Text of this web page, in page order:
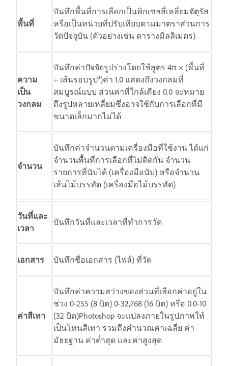
พื้นที่
บันทึกพื้นที่การเลือกเป็นพิกเซลสี่เหลี่ยมจัตุรัส
หรือเป็นหน่วยที่ปรับเทียบตามมาตราส่วนการ
วัดปัจจุบัน (ตัวอย่างเช่น ตารางมิลลิเมตร)
ความ
เป็น
วงกลม
บันทึกค่าปัจจัยรูปร่างโดยใช้สูตร 4π × (พื้นที่
÷ เส้นรอบรูป²)ค่า 1.0 แสดงถึงวงกลมที่
สมบูรณ์แบบ ส่วนค่าที่ใกล้เคียง 0.0 จะหมาย
ถึงรูปหลายเหลี่ยมซึ่งอาจใช้กับการเลือกที่มี
ขนาดเล็กมากไม่ได้
จำนวน
บันทึกค่าจำนวนตามเครื่องมือที่ใช้งาน ได้แก่
จำนวนพื้นที่การเลือกที่ไม่ติดกัน จำนวน
รายการที่นับได้ (เครื่องมือนับ) หรือจำนวน
เส้นไม้บรรทัด (เครื่องมือไม้บรรทัด)
วันที่และ
เวลา
บันทึกวันที่และเวลาที่ทำการวัด
เอกสาร บันทึกชื่อเอกสาร (ไฟล์) ที่วัด
ค่าสีเทา
บันทึกค่าความสว่างของส่วนที่เลือกค่าอยู่ใน
ช่วง 0-255 (8 บิต) 0-32,768 (16 บิต) หรือ 0.0-10
(32 บิต)Photoshop จะแปลงภายในรูปภาพให้
เป็นโทนสีเทา รวมถึงคำนวณค่าเฉลี่ย ค่า
มัธยฐาน ค่าต่ำสุด และค่าสูงสุด